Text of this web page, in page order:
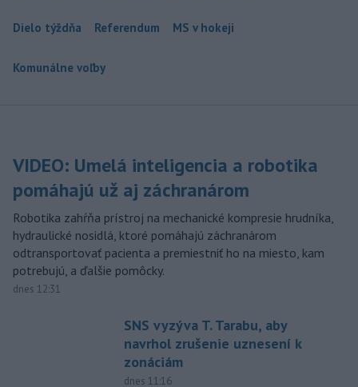
Dielo týždňa Referendum MS v hokeji
Komunálne voľby
VIDEO: Umelá inteligencia a robotika
pomáhajú už aj záchranárom
Robotika zahŕňa prístroj na mechanické kompresie hrudníka,
hydraulické nosidlá, ktoré pomáhajú záchranárom
odtransportovať pacienta a premiestniť ho na miesto, kam
potrebujú, a ďalšie pomôcky.
dnes 12:31
SNS vyzýva T. Tarabu, aby
navrhol zrušenie uznesení k
zonáciám
dnes 11:16